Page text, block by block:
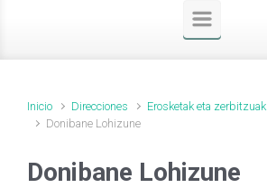
Inicio Direcciones
Erosketak eta zerbitzuak
Donibane Lohizune
Donibane Lohizune